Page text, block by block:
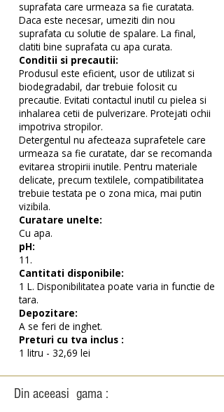
suprafata care urmeaza sa fie curatata.
Daca este necesar, umeziti din nou
suprafata cu solutie de spalare. La final,
clatiti bine suprafata cu apa curata.
Conditii si precautii:
Produsul este eficient, usor de utilizat si
biodegradabil, dar trebuie folosit cu
precautie. Evitati contactul inutil cu pielea si
inhalarea cetii de pulverizare. Protejati ochii
impotriva stropilor.
Detergentul nu afecteaza suprafetele care
urmeaza sa fie curatate, dar se recomanda
evitarea stropirii inutile. Pentru materiale
delicate, precum textilele, compatibilitatea
trebuie testata pe o zona mica, mai putin
vizibila.
Curatare unelte:
Cu apa.
pH:
11.
Cantitati disponibile:
1 L. Disponibilitatea poate varia in functie de
tara.
Depozitare:
A se feri de inghet.
Preturi cu tva inclus :
1 litru - 32,69 lei
Din aceeasi gama :